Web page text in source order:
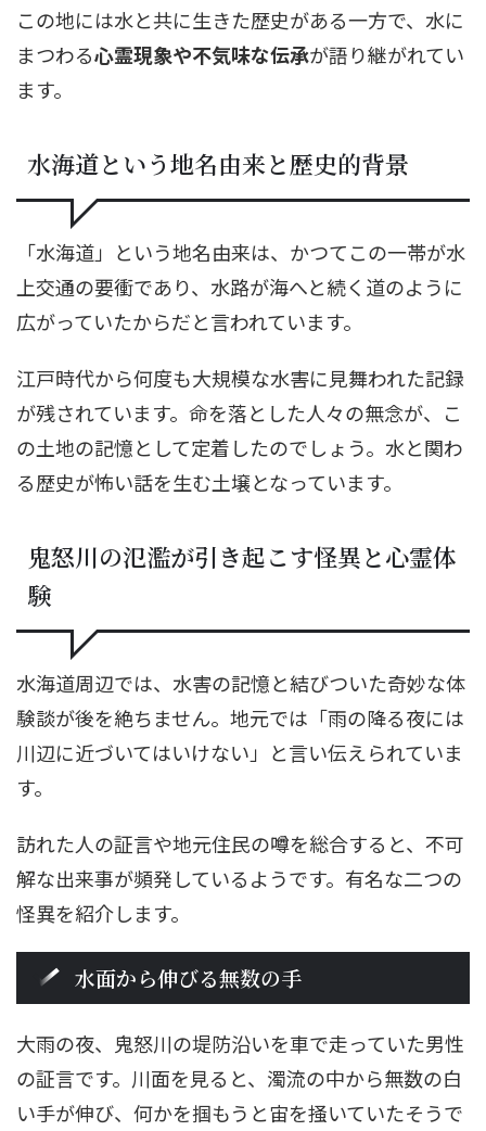
この地には水と共に生きた歴史がある一方で、水に
まつわる心霊現象や不気味な伝承が語り継がれてい
ます。
水海道という地名由来と歴史的背景
「水海道」という地名由来は、かつてこの一帯が水
上交通の要衝であり、水路が海へと続く道のように
広がっていたからだと言われています。
江戸時代から何度も大規模な水害に見舞われた記録
が残されています。命を落とした人々の無念が、こ
の土地の記憶として定着したのでしょう。水と関わ
る歴史が怖い話を生む土壌となっています。
鬼怒川の氾濫が引き起こす怪異と心霊体
験
水海道周辺では、水害の記憶と結びついた奇妙な体
験談が後を絶ちません。地元では「雨の降る夜には
川辺に近づいてはいけない」と言い伝えられていま
す。
訪れた人の証言や地元住民の噂を総合すると、不可
解な出来事が頻発しているようです。有名な二つの
怪異を紹介します。
水面から伸びる無数の手
大雨の夜、鬼怒川の堤防沿いを車で走っていた男性
の証言です。川面を見ると、濁流の中から無数の白
い手が伸び、何かを掴もうと宙を掻いていたそうで